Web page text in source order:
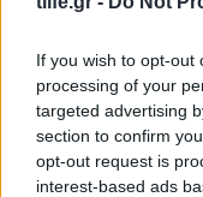
If you wish to opt-out
processing of your
targeted advertising
section to confirm
opt-out request is
interest-based ads